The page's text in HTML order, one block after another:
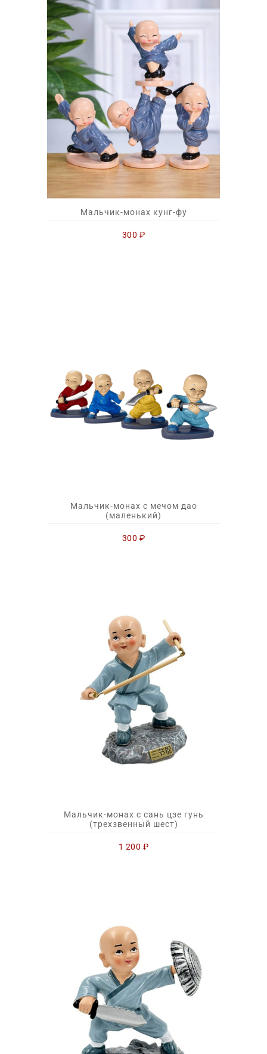
Мальчик-монах кунг-фу
300 ₽
Мальчик-монах с мечом дао
(маленький)
300 ₽
Мальчик-монах с сань цзе гунь
(трехзвенный шест)
1 200 ₽